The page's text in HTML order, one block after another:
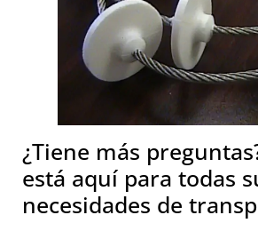
¿Tiene más
está aquí para todas
necesidades de